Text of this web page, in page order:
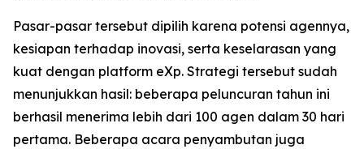
Pasar-pasar tersebut dipilih karena potensi agennya,
kesiapan terhadap inovasi, serta keselarasan yang
kuat dengan platform eXp. Strategi tersebut sudah
menunjukkan hasil: beberapa peluncuran tahun ini
berhasil menerima lebih dari 100 agen dalam 30 hari
pertama. Beberapa acara penyambutan juga